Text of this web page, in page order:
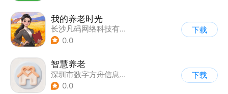
我的养老时光
长沙凡码网络科技有限公司
0.0
下载
智慧养老
深圳市数字方舟信息软件有限公司
0.0
下载